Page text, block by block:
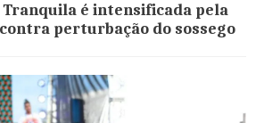
Tranquila é intensificada pela
contra perturbação do sossego